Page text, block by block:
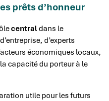
prêts d’honneur
centraldans le
d’experts
économiques locaux,
capacité du porteur à le
utile pour les futurs